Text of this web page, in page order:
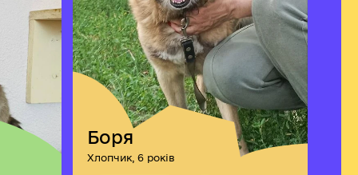
Боря
Хлопчик, 6 років